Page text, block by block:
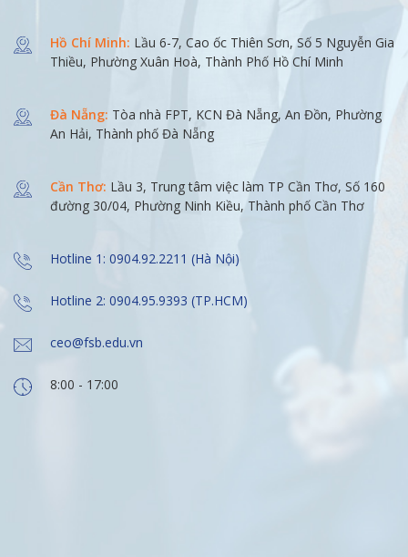
Hồ Chí Minh: Lầu 6-7, Cao ốc Thiên Sơn, Số 5 Nguyễn Gia
Thiều, Phường Xuân Hoà, Thành Phố Hồ Chí Minh
Đà Nẵng: Tòa nhà FPT, KCN Đà Nẵng, An Đồn, Phường
An Hải, Thành phố Đà Nẵng
Cần Thơ: Lầu 3, Trung tâm việc làm TP Cần Thơ, Số 160
đường 30/04, Phường Ninh Kiều, Thành phố Cần Thơ
Hotline 1: 0904.92.2211 (Hà Nội)
Hotline 2: 0904.95.9393 (TP.HCM)
ceo@fsb.edu.vn
8:00 - 17:00